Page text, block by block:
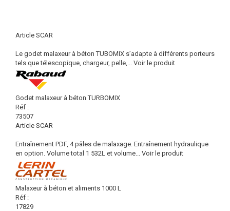
Article SCAR
Le godet malaxeur à béton TUBOMIX s’adapte à différents porteurs
tels que télescopique, chargeur, pelle,... Voir le produit
Godet malaxeur à béton TURBOMIX
Réf :
73507
Article SCAR
Entraînement PDF, 4 pâles de malaxage. Entraînement hydraulique
en option. Volume total 1 532L et volume... Voir le produit
Malaxeur à béton et aliments 1000 L
Réf :
17829